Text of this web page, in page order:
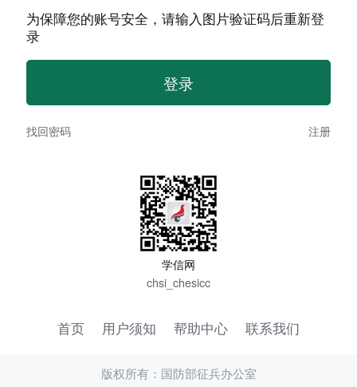
为保障您的账号安全，请输入图片验证码后重新登
录
找回密码 注册
学信网
chsi_chesicc
首页 用户须知 帮助中心 联系我们
版权所有：国防部征兵办公室